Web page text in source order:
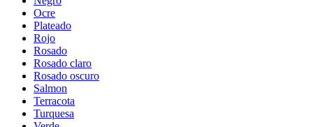
Ocre
Plateado
Rojo
Rosado
Rosado claro
Rosado oscuro
Salmon
Terracota
Turquesa